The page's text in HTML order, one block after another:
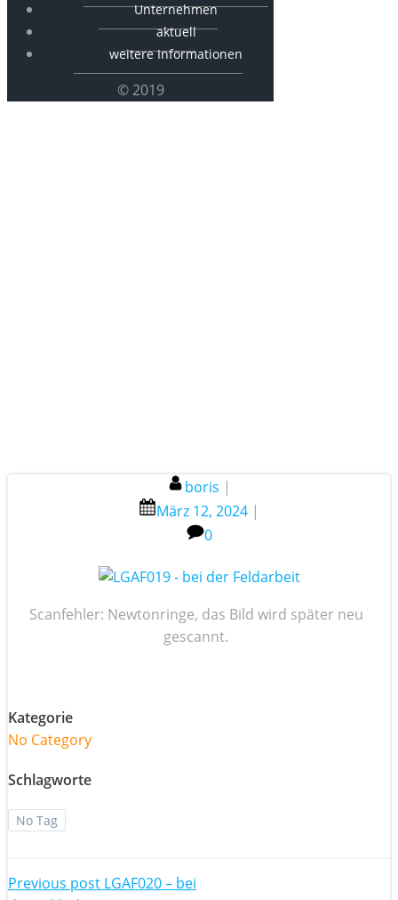
Unternehmen
aktuell
weitere Informationen
© 2019
boris |
März 12, 2024 |
0
Scanfehler: Newtonringe, das Bild wird später neu
gescannt.
Kategorie
No Category
Schlagworte
No Tag
Previous post LGAF020 – bei